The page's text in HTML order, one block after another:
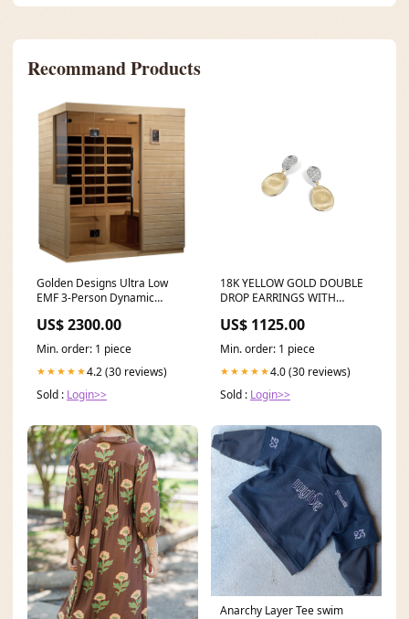
Recommand Products
Golden Designs Ultra Low
EMF 3-Person Dynamic
Hemlock Wood | Model: DYN-
5830-01 Sauna Width_49
US$ 2300.00
Min. order: 1 piece
★★★★★4.2 (30 reviews)
Sold : Login>>
18K YELLOW GOLD DOUBLE
DROP EARRINGS WITH
LUNARIA COLLECTION
P6226LAM
US$ 1125.00
Min. order: 1 piece
★★★★★4.0 (30 reviews)
Sold : Login>>
Anarchy Layer Tee swim